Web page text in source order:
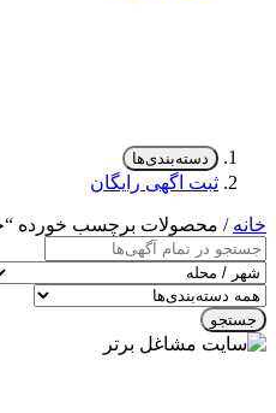
دسته‌بندی‌ها
ثبت اگهی رایگان
خانه / محصولات برچسب خورده
جستجو